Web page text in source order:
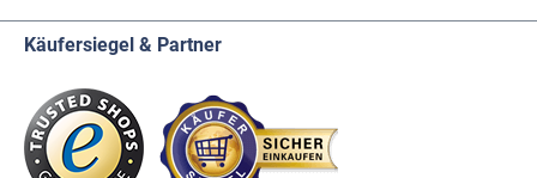
Käufersiegel & Partner